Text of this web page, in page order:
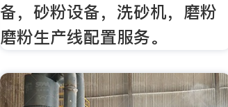
备，砂粉设备，洗砂机，磨粉
磨粉生产线配置服务。